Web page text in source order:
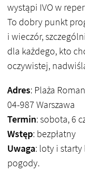
wystąpi IVO w
To dobry punkt
i wieczór,
dla każdego, kto
oczywistej,
Adres: Plaża
04-987 Warszawa
Termin: sobota, 6
Wstęp: bezpłatny
Uwaga: loty i
pogody.